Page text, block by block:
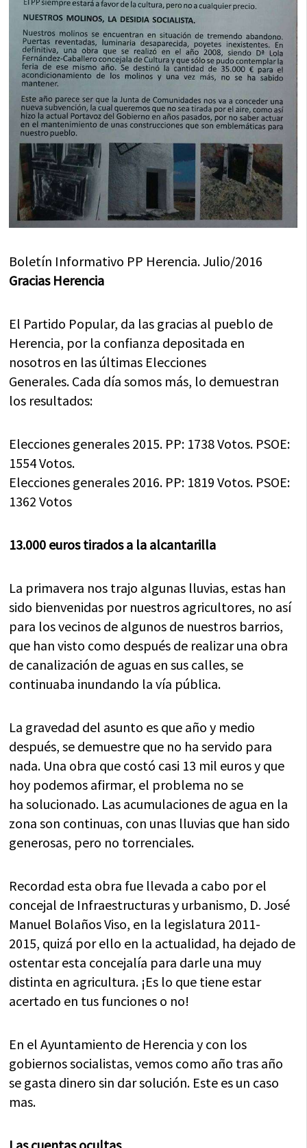
Boletín Informativo PP Herencia. Julio/2016
Gracias Herencia
El Partido Popular, da las gracias al pueblo de
Herencia, por la confianza depositada en
nosotros en las últimas Elecciones
Generales. Cada día somos más, lo demuestran
los resultados:
Elecciones generales 2015. PP: 1738 Votos. PSOE:
1554 Votos.
Elecciones generales 2016. PP: 1819 Votos. PSOE:
1362 Votos
13.000 euros tirados a la alcantarilla
La primavera nos trajo algunas lluvias, estas han
sido bienvenidas por nuestros agricultores, no así
para los vecinos de algunos de nuestros barrios,
que han visto como después de realizar una obra
de canalización de aguas en sus calles, se
continuaba inundando la vía pública.
La gravedad del asunto es que año y medio
después, se demuestre que no ha servido para
nada. Una obra que costó casi 13 mil euros y que
hoy podemos afirmar, el problema no se
ha solucionado. Las acumulaciones de agua en la
zona son continuas, con unas lluvias que han sido
generosas, pero no torrenciales.
Recordad esta obra fue llevada a cabo por el
concejal de Infraestructuras y urbanismo, D. José
Manuel Bolaños Viso, en la legislatura 2011-
2015, quizá por ello en la actualidad, ha dejado de
ostentar esta concejalía para darle una muy
distinta en agricultura. ¡Es lo que tiene estar
acertado en tus funciones o no!
En el Ayuntamiento de Herencia y con los
gobiernos socialistas, vemos como año tras año
se gasta dinero sin dar solución. Este es un caso
mas.